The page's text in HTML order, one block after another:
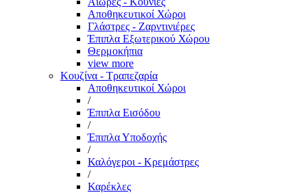
Αποθηκευτικοί Χώροι
Γλάστρες - Ζαρντινιέρες
Έπιπλα Εξωτερικού Χώρου
Θερμοκήπια
view more
Κουζίνα - Τραπεζαρία
Αποθηκευτικοί Χώροι
/
Έπιπλα Εισόδου
/
Έπιπλα Υποδοχής
/
Καλόγεροι - Κρεμάστρες
/
Καρέκλες